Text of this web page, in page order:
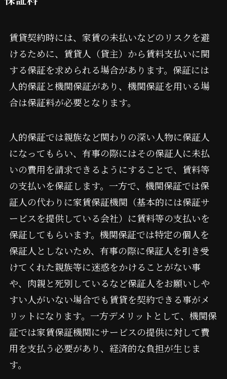
賃貸契約時には、家賃の未払いなどのリスクを避
けるために、賃貸人（貸主）から賃料支払いに関
する保証を求められる場合があります。保証には
人的保証と機関保証があり、機関保証を用いる場
合は保証料が必要となります。
人的保証では親族など関わりの深い人物に保証人
になってもらい、有事の際にはその保証人に未払
いの費用を請求できるようにすることで、賃料等
の支払いを保証します。一方で、機関保証では保
証人の代わりに家賃保証機関（基本的には保証サ
ービスを提供している会社）に賃料等の支払いを
保証してもらいます。機関保証では特定の個人を
保証人としないため、有事の際に保証人を引き受
けてくれた親族等に迷惑をかけることがない事
や、肉親と死別しているなど保証人をお願いしや
すい人がいない場合でも賃貸を契約できる事がメ
リットになります。一方デメリットとして、機関保
証では家賃保証機関にサービスの提供に対して費
用を支払う必要があり、経済的な負担が生じま
す。